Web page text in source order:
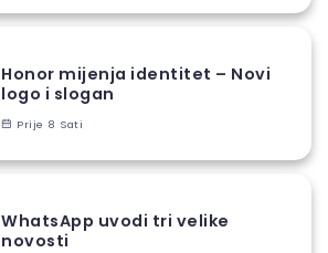
Honor mijenja identitet – Novi
logo i slogan
Prije 8 Sati
WhatsApp uvodi tri velike
novosti